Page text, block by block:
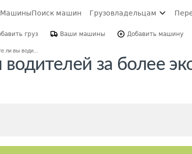
МашиныПоиск машин Грузовладельцам
груз Ваши машины Добавить машину
ли вы води...
за более